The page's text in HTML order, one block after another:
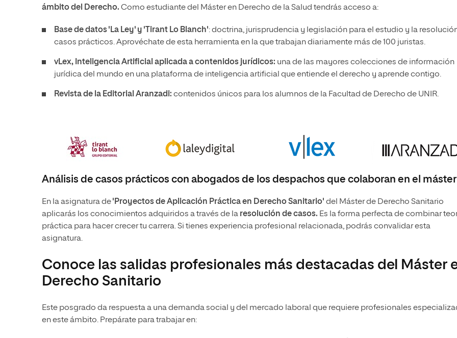
ámbito del Derecho. Como estudiante del Máster en Derecho de la Salud tendrás acceso a:
Base de datos 'La Ley' y 'Tirant Lo Blanch': doctrina, jurisprudencia y legislación para el estudio y la
casos prácticos. Aprovéchate de esta herramienta en la que trabajan diariamente más de 100 juristas.
vLex, Inteligencia Artificial aplicada a contenidos jurídicos: una de las mayores colecciones de información
jurídica del mundo en una plataforma de inteligencia artificial que entiende el derecho y aprende contigo.
Revista de la Editorial Aranzadi: contenidos únicos para los alumnos de la Facultad de Derecho de UNIR.
Análisis de casos prácticos con abogados de los despachos que colaboran en el máster
En la asignatura de'Proyectos de Aplicación Práctica en Derecho Sanitario' del Máster de Derecho Sanitario
aplicarás los conocimientos adquiridos a través de la resolución decasos. Es la forma perfecta de combinar
práctica para hacer crecer tu carrera. Si tienes experiencia profesional relacionada, podrás convalidar esta
asignatura.
Conoce las salidas profesionales más destacadas del Máster
Derecho Sanitario
Este posgrado da respuesta a una demanda social y del mercado laboral que requiere profesionales
en este ámbito. Prepárate para trabajar en: